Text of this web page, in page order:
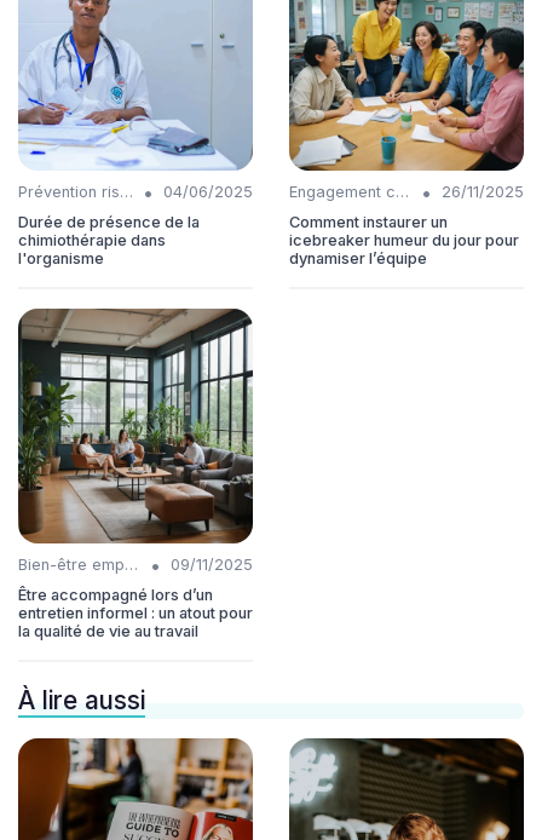
Prévention risques •
04/06/2025
Durée de présence de la
chimiothérapie dans
l'organisme
Engagement collaborateurs •
26/11/2025
Comment instaurer un
icebreaker humeur du jour pour
dynamiser l’équipe
Bien-être employés •
09/11/2025
Être accompagné lors d’un
entretien informel : un atout pour
la qualité de vie au travail
À lire aussi